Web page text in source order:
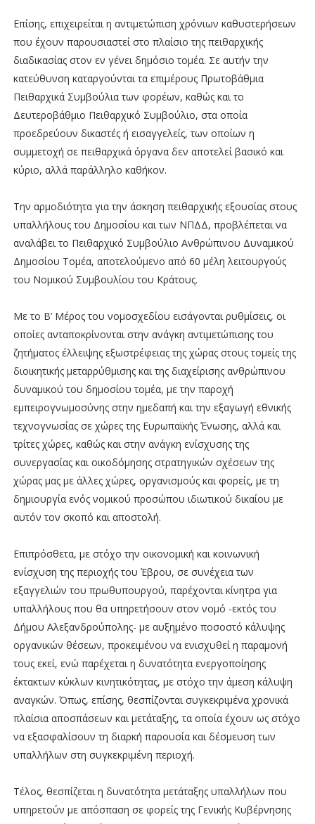
Επίσης, επιχειρείται η αντιμετώπιση χρόνιων καθυστερήσεων
που έχουν παρουσιαστεί στο πλαίσιο της πειθαρχικής
διαδικασίας στον εν γένει δημόσιο τομέα. Σε αυτήν την
κατεύθυνση καταργούνται τα επιμέρους Πρωτοβάθμια
Πειθαρχικά Συμβούλια των φορέων, καθώς και το
Δευτεροβάθμιο Πειθαρχικό Συμβούλιο, στα οποία
προεδρεύουν δικαστές ή εισαγγελείς, των οποίων η
συμμετοχή σε πειθαρχικά όργανα δεν αποτελεί βασικό και
κύριο, αλλά παράλληλο καθήκον.
Την αρμοδιότητα για την άσκηση πειθαρχικής εξουσίας στους
υπαλλήλους του Δημοσίου και των ΝΠΔΔ, προβλέπεται να
αναλάβει το Πειθαρχικό Συμβούλιο Ανθρώπινου Δυναμικού
Δημοσίου Τομέα, αποτελούμενο από 60 μέλη λειτουργούς
του Νομικού Συμβουλίου του Κράτους.
Με το Β’ Μέρος του νομοσχεδίου εισάγονται ρυθμίσεις, οι
οποίες ανταποκρίνονται στην ανάγκη αντιμετώπισης του
ζητήματος έλλειψης εξωστρέφειας της χώρας στους τομείς της
διοικητικής μεταρρύθμισης και της διαχείρισης ανθρώπινου
δυναμικού του δημοσίου τομέα, με την παροχή
εμπειρογνωμοσύνης στην ημεδαπή και την εξαγωγή εθνικής
τεχνογνωσίας σε χώρες της Ευρωπαϊκής Ένωσης, αλλά και
τρίτες χώρες, καθώς και στην ανάγκη ενίσχυσης της
συνεργασίας και οικοδόμησης στρατηγικών σχέσεων της
χώρας μας με άλλες χώρες, οργανισμούς και φορείς, με τη
δημιουργία ενός νομικού προσώπου ιδιωτικού δικαίου με
αυτόν τον σκοπό και αποστολή.
Επιπρόσθετα, με στόχο την οικονομική και κοινωνική
ενίσχυση της περιοχής του Έβρου, σε συνέχεια των
εξαγγελιών του πρωθυπουργού, παρέχονται κίνητρα για
υπαλλήλους που θα υπηρετήσουν στον νομό -εκτός του
Δήμου Αλεξανδρούπολης- με αυξημένο ποσοστό κάλυψης
οργανικών θέσεων, προκειμένου να ενισχυθεί η παραμονή
τους εκεί, ενώ παρέχεται η δυνατότητα ενεργοποίησης
έκτακτων κύκλων κινητικότητας, με στόχο την άμεση κάλυψη
αναγκών. Όπως, επίσης, θεσπίζονται συγκεκριμένα χρονικά
πλαίσια αποσπάσεων και μετάταξης, τα οποία έχουν ως στόχο
να εξασφαλίσουν τη διαρκή παρουσία και δέσμευση των
υπαλλήλων στη συγκεκριμένη περιοχή.
Τέλος, θεσπίζεται η δυνατότητα μετάταξης υπαλλήλων που
υπηρετούν με απόσπαση σε φορείς της Γενικής Κυβέρνησης